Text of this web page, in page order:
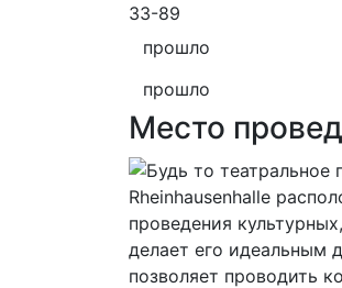
33-89
прошло
прошло
Место
Rheinhausenhalle
проведения
делает его идеальным
позволяет проводить